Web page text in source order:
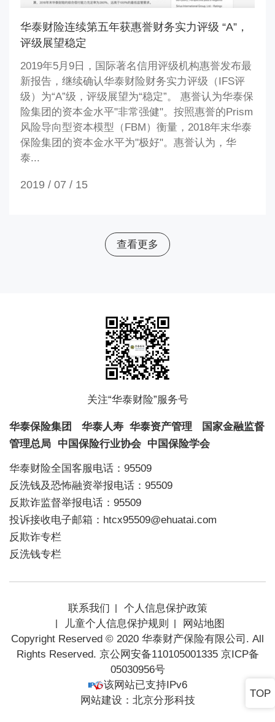
TOP
华泰财险连续第五年获惠誉财务实力评级 “A”，
评级展望稳定
2019年5月9日，国际著名信用评级机构惠誉发布最
新报告，继续确认华泰财险财务实力评级（IFS评
级）为“A”级，评级展望为“稳定”。 惠誉认为华泰保
险集团的资本金水平"非常强健"。按照惠誉的Prism
风险导向型资本模型（FBM）衡量，2018年末华泰
保险集团的资本金水平为"极好"。惠誉认为，华
泰...
2019 / 07 / 15
查看更多
关注“华泰财险”服务号
华泰保险集团 华泰人寿 华泰资产管理
国家金融监督
管理总局
中国保险行业协会 中国保险学会
华泰财险全国客服电话：95509
反洗钱及恐怖融资举报电话：95509
反欺诈监督举报电话：95509
投诉接收电子邮箱：htcx95509@ehuatai.com
反欺诈专栏
反洗钱专栏
联系我们
个人信息保护政策
儿童个人信息保护规则
网站地图
Copyright Reserved © 2020 华泰财产保险有限公司. All
Rights Reserved. 京公网安备110105001335 京ICP备
05030956号
该网站已支持IPv6
网站建设 ： 北京分形科技